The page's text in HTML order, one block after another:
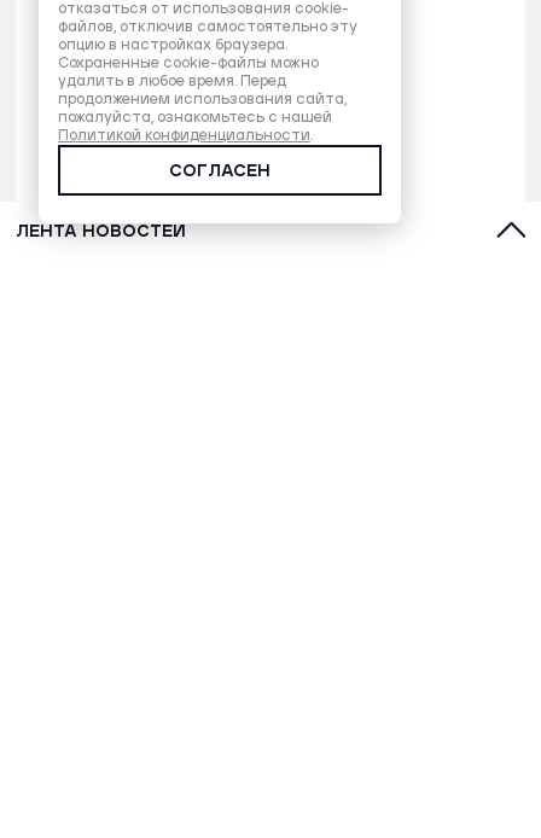
ЛЕНТА НОВОСТЕЙ
отказаться от использования cookie-
файлов, отключив самостоятельно эту
опцию в настройках браузера.
Сохраненные cookie-файлы можно
удалить в любое время. Перед
продолжением использования сайта,
пожалуйста, ознакомьтесь с нашей
Политикой конфиденциальности.
СОГЛАСЕН